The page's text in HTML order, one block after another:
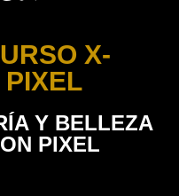
X-
PIXEL
Y BELLEZA
PIXEL